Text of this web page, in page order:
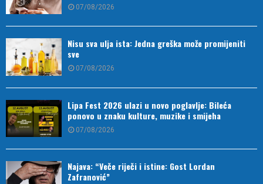
07/08/2026
Nisu sva ulja ista: Jedna greška može promijeniti
sve
07/08/2026
Lipa Fest 2026 ulazi u novo poglavlje: Bileća
ponovo u znaku kulture, muzike i smijeha
07/08/2026
Najava: “Veče riječi i istine: Gost Lordan
Zafranović”